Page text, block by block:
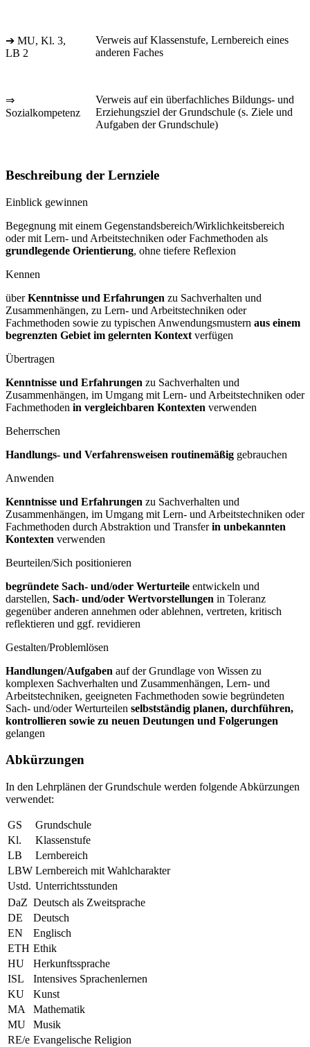
➔ MU, Kl. 3,
LB 2
Verweis auf Klassenstufe, Lernbereich eines
anderen Faches
⇒
Sozialkompetenz
Verweis auf ein überfachliches Bildungs- und
Erziehungsziel der Grundschule (s. Ziele und
Aufgaben der Grundschule)
Beschreibung der Lernziele
Einblick gewinnen
Begegnung mit einem Gegenstandsbereich/Wirklichkeitsbereich
oder mit Lern- und Arbeitstechniken oder Fachmethoden als
grundlegende Orientierung, ohne tiefere Reflexion
Kennen
überKenntnisse und Erfahrungen zu Sachverhalten und
Zusammenhängen, zu Lern- und Arbeitstechniken oder
Fachmethoden sowie zu typischen Anwendungsmustern aus einem
begrenzten Gebiet im gelernten Kontext verfügen
Übertragen
Kenntnisse und Erfahrungen zu Sachverhalten und
Zusammenhängen, im Umgang mit Lern- und Arbeitstechniken oder
Fachmethoden in vergleichbaren Kontexten verwenden
Beherrschen
Handlungs- und Verfahrensweisen routinemäßig gebrauchen
Anwenden
Kenntnisse und Erfahrungen zu Sachverhalten und
Zusammenhängen, im Umgang mit Lern- und Arbeitstechniken oder
Fachmethoden durch Abstraktion und Transferin unbekannten
Kontexten verwenden
Beurteilen/Sich positionieren
begründete Sach- und/oder Werturteile entwickeln und
darstellen, Sach- und/oder Wertvorstellungen in Toleranz
gegenüber anderen annehmen oder ablehnen, vertreten, kritisch
reflektieren und ggf. revidieren
Gestalten/Problemlösen
Handlungen/Aufgaben auf der Grundlage von Wissen zu
komplexen Sachverhalten und Zusammenhängen, Lern- und
Arbeitstechniken, geeigneten Fachmethoden sowie begründeten
Sach- und/oder Werturteilen selbstständig planen, durchführen,
kontrollieren sowie zu neuen Deutungen und Folgerungen
gelangen
Abkürzungen
In den Lehrplänen der Grundschule werden folgende Abkürzungen
verwendet:
GS
Grundschule
Kl.
Klassenstufe
LB
Lernbereich
LBW Lernbereich mit Wahlcharakter
Ustd. Unterrichtsstunden
DaZ Deutsch als Zweitsprache
DE
Deutsch
EN
Englisch
ETH Ethik
HU
Herkunftssprache
ISL
Intensives Sprachenlernen
KU
Kunst
MA
Mathematik
MU
Musik
RE/e Evangelische Religion